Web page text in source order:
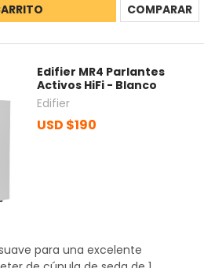
COMPARAR
Edifier MR4 Parlantes
Activos HiFi - Blanco
Edifier
USD $190
para una excelente